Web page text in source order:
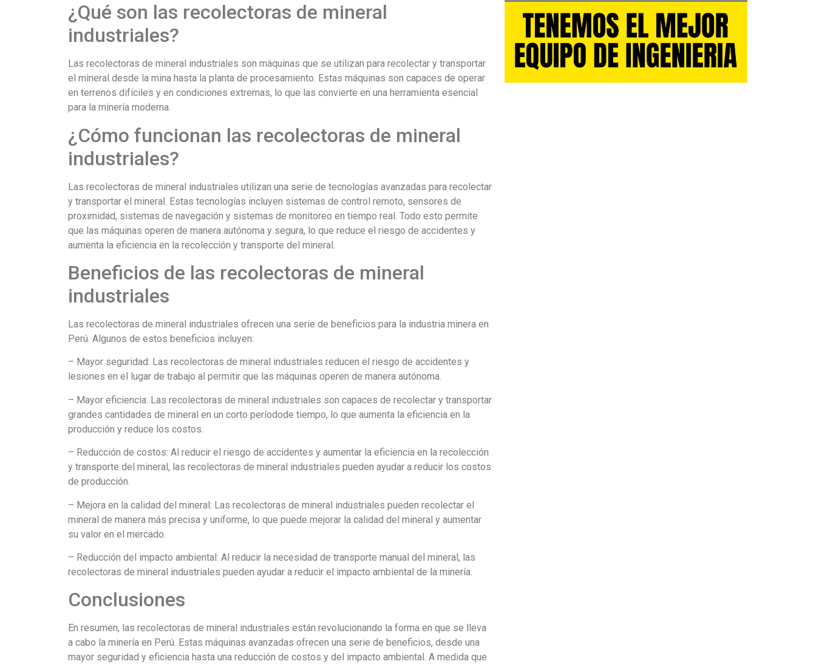
¿Qué son las recolectoras de mineral
industriales?
Las recolectoras de mineral industriales son máquinas que se utilizan para recolectar y transportar
el mineral desde la mina hasta la planta de procesamiento. Estas máquinas son capaces de operar
en terrenos difíciles y en condiciones extremas, lo que las convierte en una herramienta esencial
para la minería moderna.
¿Cómo funcionan las recolectoras de mineral
industriales?
Las recolectoras de mineral industriales utilizan una serie de tecnologías avanzadas para recolectar
y transportar el mineral. Estas tecnologías incluyen sistemas de control remoto, sensores de
proximidad, sistemas de navegación y sistemas de monitoreo en tiempo real. Todo esto permite
que las máquinas operen de manera autónoma y segura, lo que reduce el riesgo de accidentes y
aumenta la eficiencia en la recolección y transporte del mineral.
Beneficios de las recolectoras de mineral
industriales
Las recolectoras de mineral industriales ofrecen una serie de beneficios para la industria minera en
Perú. Algunos de estos beneficios incluyen:
– Mayor seguridad: Las recolectoras de mineral industriales reducen el riesgo de accidentes y
lesiones en el lugar de trabajo al permitir que las máquinas operen de manera autónoma.
– Mayor eficiencia: Las recolectoras de mineral industriales son capaces de recolectar y transportar
grandes cantidades de mineral en un corto períodode tiempo, lo que aumenta la eficiencia en la
producción y reduce los costos.
– Reducción de costos: Al reducir el riesgo de accidentes y aumentar la eficiencia en la recolección
y transporte del mineral, las recolectoras de mineral industriales pueden ayudar a reducir los costos
de producción.
– Mejora en la calidad del mineral: Las recolectoras de mineral industriales pueden recolectar el
mineral de manera más precisa y uniforme, lo que puede mejorar la calidad del mineral y aumentar
su valor en el mercado.
– Reducción del impacto ambiental: Al reducir la necesidad de transporte manual del mineral, las
recolectoras de mineral industriales pueden ayudar a reducir el impacto ambiental de la minería.
Conclusiones
En resumen, las recolectoras de mineral industriales están revolucionando la forma en que se lleva
a cabo la minería en Perú. Estas máquinas avanzadas ofrecen una serie de beneficios, desde una
mayor seguridad y eficiencia hasta una reducción de costos y del impacto ambiental. A medida que